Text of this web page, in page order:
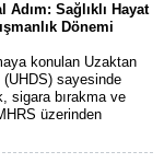
Adım: Sağlıklı Hayat
Dönemi
konulan Uzaktan
sayesinde
sigara bırakma ve
üzerinden